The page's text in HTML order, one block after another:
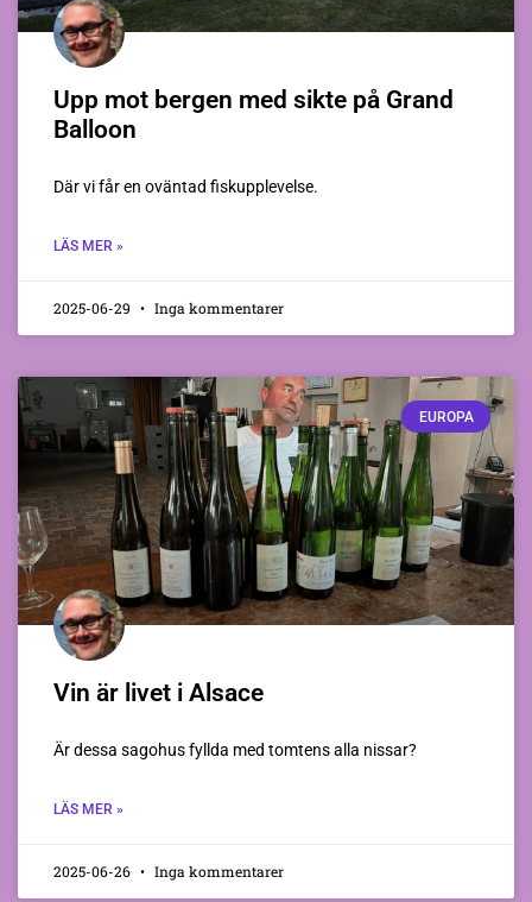
Upp mot bergen med sikte på Grand
Balloon
Där vi får en oväntad fiskupplevelse.
LÄS MER »
2025-06-29 Inga kommentarer
EUROPA
Vin är livet i Alsace
Är dessa sagohus fyllda med tomtens alla nissar?
LÄS MER »
2025-06-26 Inga kommentarer